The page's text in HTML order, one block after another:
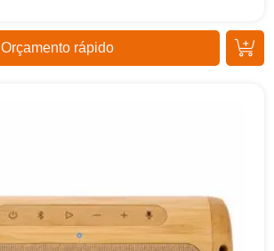
Orçamento rápido